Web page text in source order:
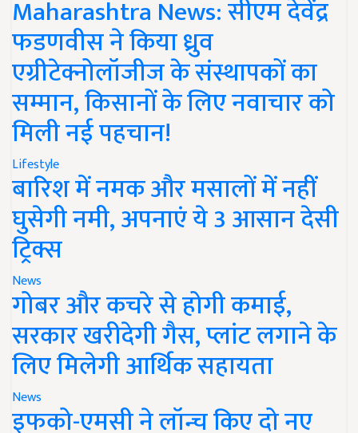
Maharashtra News: सीएम देवेंद्र
फडणवीस ने किया ध्रुव
एग्रीटेक्नोलॉजीज के संस्थापकों का
सम्मान, किसानों के लिए नवाचार को
मिली नई पहचान!
Lifestyle
बारिश में नमक और मसालों में नहीं
घुसेगी नमी, अपनाएं ये 3 आसान देसी
ट्रिक्स
News
गोबर और कचरे से होगी कमाई,
सरकार खरीदेगी गैस, प्लांट लगाने के
लिए मिलेगी आर्थिक सहायता
News
इफको-एमसी ने लॉन्च किए दो नए